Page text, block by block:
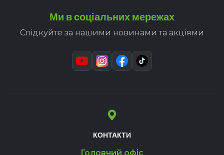
Ми в соціальних мережах
Слідкуйте за нашими новинами та акціями
КОНТАКТИ
Головний офіс